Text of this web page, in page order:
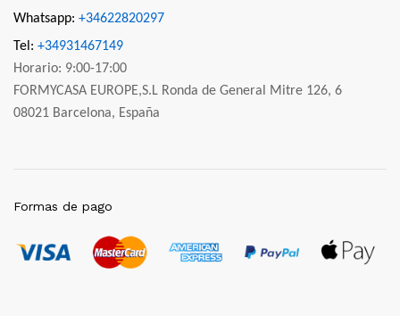
Whatsapp: +34622820297
Tel: +34931467149
Horario: 9:00-17:00
FORMYCASA EUROPE,S.L Ronda de General Mitre 126, 6
08021 Barcelona, España
Formas de pago